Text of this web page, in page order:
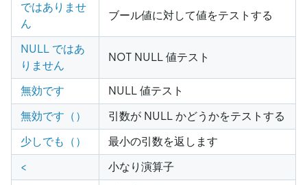
ではありませ
ん
ブール値に対して値をテストする
NULL ではあ
りません
NOT NULL 値テスト
無効です
NULL 値テスト
無効です（）
引数が NULL かどうかをテストする
少しでも（）
最小の引数を返します
<
小なり演算子